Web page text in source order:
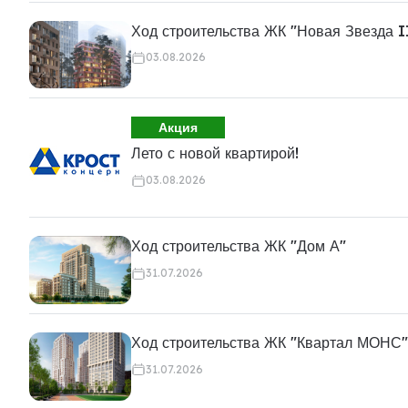
Ход строительства ЖК "Новая Звезда
03.08.2026
Акция
Лето с новой квартирой!
03.08.2026
Ход строительства ЖК "Дом А"
31.07.2026
Ход строительства ЖК "Квартал МОНС"
31.07.2026